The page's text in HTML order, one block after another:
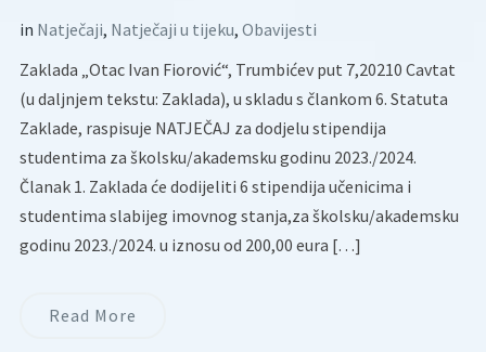
in Natječaji, Natječaji u tijeku, Obavijesti
Zaklada „Otac Ivan Fiorović“, Trumbićev put 7,20210 Cavtat
(u daljnjem tekstu: Zaklada), u skladu s člankom 6. Statuta
Zaklade, raspisuje NATJEČAJ za dodjelu stipendija
studentima za školsku/akademsku godinu 2023./2024.
Članak 1. Zaklada će dodijeliti 6 stipendija učenicima i
studentima slabijeg imovnog stanja,za školsku/akademsku
godinu 2023./2024. u iznosu od 200,00 eura […]
Read More